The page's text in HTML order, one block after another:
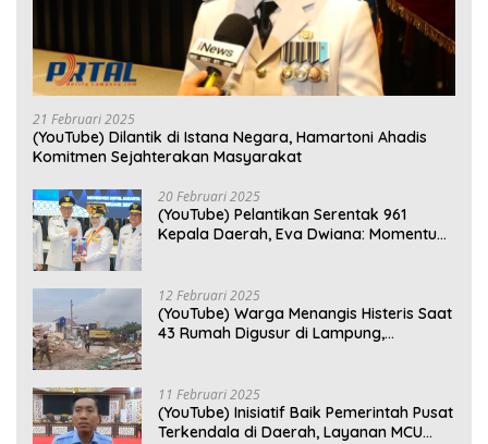
21 Februari 2025
(YouTube) Dilantik di Istana Negara, Hamartoni Ahadis
Komitmen Sejahterakan Masyarakat
20 Februari 2025
(YouTube) Pelantikan Serentak 961
Kepala Daerah, Eva Dwiana: Momentum
12 Februari 2025
(YouTube) Warga Menangis Histeris Saat
43 Rumah Digusur di Lampung,
11 Februari 2025
(YouTube) Inisiatif Baik Pemerintah Pusat
Terkendala di Daerah, Layanan MCU